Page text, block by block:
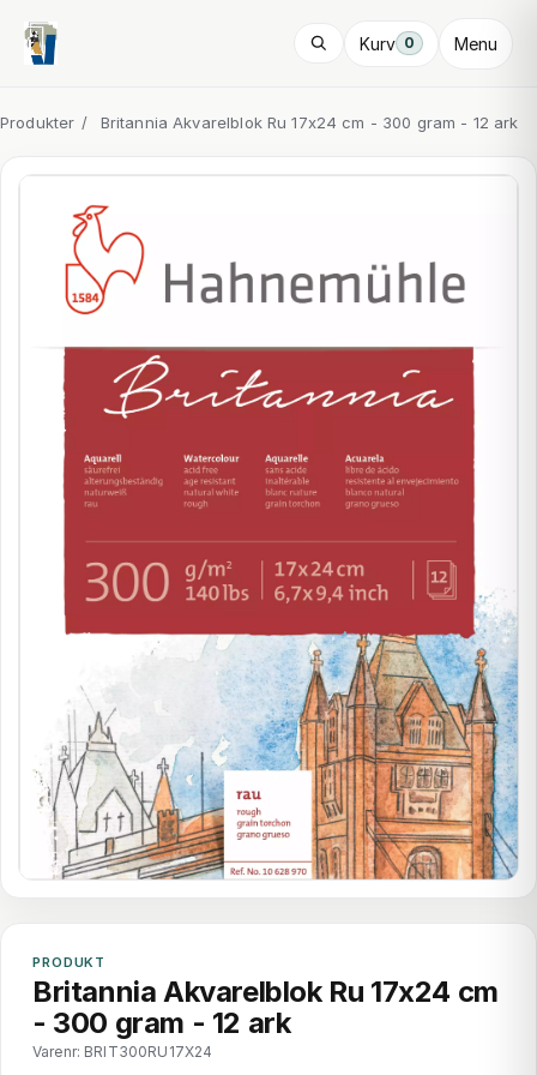
Kurv 0 Menu
Produkter / Britannia Akvarelblok Ru 17x24 cm - 300 gram - 12 ark
PRODUKT
Britannia Akvarelblok Ru 17x24 cm
- 300 gram - 12 ark
Varenr: BRIT300RU17X24